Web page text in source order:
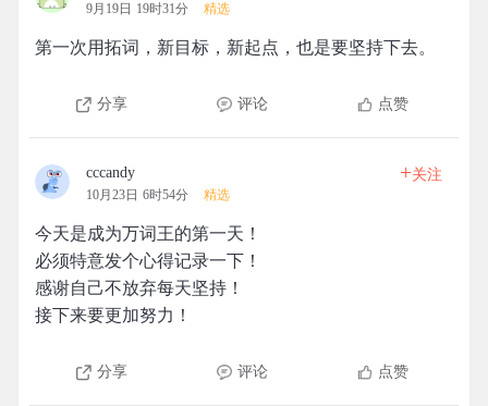
9月19日 19时31分 精选
第一次用拓词，新目标，新起点，也是要坚持下去。
分享 评论 点赞
cccandy
10月23日 6时54分 精选
+关注
今天是成为万词王的第一天！
必须特意发个心得记录一下！
感谢自己不放弃每天坚持！
接下来要更加努力！
分享 评论 点赞